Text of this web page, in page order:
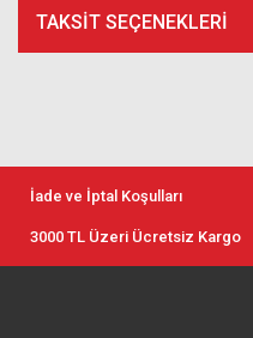
TAKSIT SEÇENEKLERI
İade ve İptal Koşulları
3000 TL Üzeri Ücretsiz Kargo